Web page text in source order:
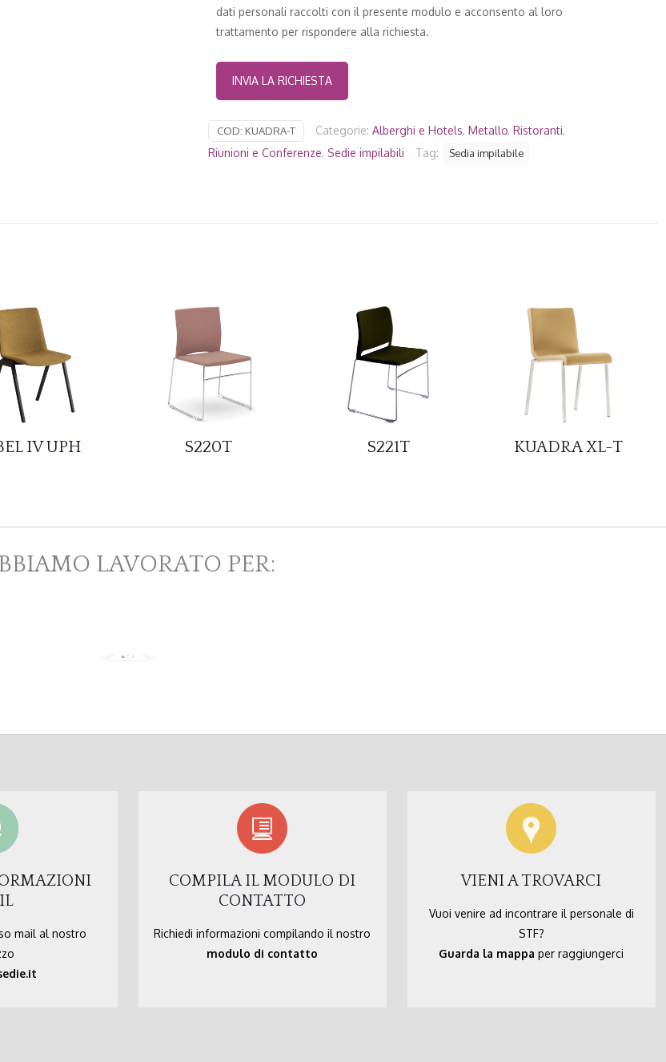
dati personali raccolti con il presente modulo e acconsento al loro
trattamento per rispondere alla richiesta.
COD: KUADRA-T Categorie: Alberghi e Hotels, Metallo, Ristoranti,
Riunioni e Conferenze, Sedie impilabili Tag: Sedia impilabile
IV UPH S220T S221T KUADRA XL-T
LAVORATO PER:
mail al nostro
COMPILA IL MODULO DI
CONTATTO
Richiedi informazioni compilando il nostro
modulo di contatto
VIENI A TROVARCI
Vuoi venire ad incontrare il personale di
STF?
Guarda la mappa per raggiungerci